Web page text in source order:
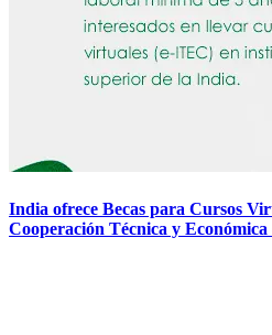
India ofrece Becas para Cursos
Cooperación Técnica y